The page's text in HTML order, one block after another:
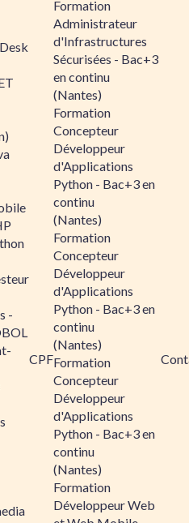
-
CPF
Formation
Administrateur
d'Infrastructures
Sécurisées - Bac+3
en continu
(Nantes)
Formation
Concepteur
Développeur
d'Applications
Python - Bac+3 en
continu
(Nantes)
Formation
Concepteur
Développeur
d'Applications
Python - Bac+3 en
continu
(Nantes)
Formation
Concepteur
Développeur
d'Applications
Python - Bac+3 en
continu
(Nantes)
Formation
Développeur Web